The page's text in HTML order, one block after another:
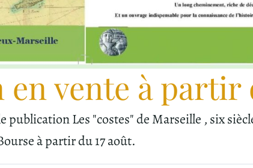
vente à partir
Les "costes" de Marseille , six
à partir du 17 août.